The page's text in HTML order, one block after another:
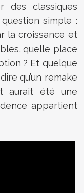
des classiques
simple :
la croissance et
quelle place
? Et quelque
qu’un remake
aurait été une
appartient